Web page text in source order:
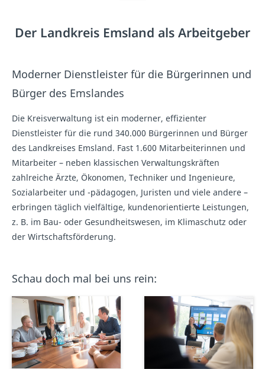
Der Landkreis Emsland als Arbeitgeber
Moderner Dienstleister für die Bürgerinnen und
Bürger des Emslandes
Die Kreisverwaltung ist ein moderner, effizienter
Dienstleister für die rund 340.000 Bürgerinnen und Bürger
des Landkreises Emsland. Fast 1.600 Mitarbeiterinnen und
Mitarbeiter – neben klassischen Verwaltungskräften
zahlreiche Ärzte, Ökonomen, Techniker und Ingenieure,
Sozialarbeiter und -pädagogen, Juristen und viele andere –
erbringen täglich vielfältige, kundenorientierte Leistungen,
z. B. im Bau- oder Gesundheitswesen, im Klimaschutz oder
der Wirtschaftsförderung.
Schau doch mal bei uns rein: